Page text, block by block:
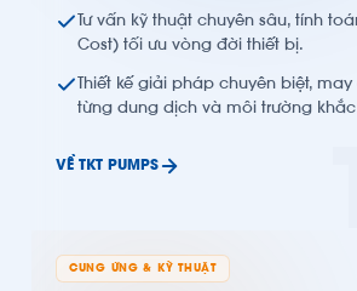
Tư vấn kỹ thuật chuyên sâu, tính
Cost) tối ưu vòng đời thiết bị.
Thiết kế giải pháp chuyên biệt,
từng dung dịch và môi trường khắc
VỀ TKT PUMPS
CUNG ỨNG & KỸ THUẬT